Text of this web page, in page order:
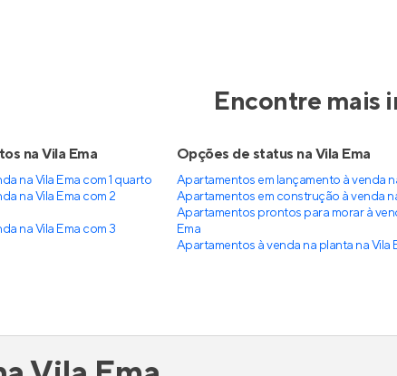
Blueberry
Em construçãona Vila Formosa,
São Paulo
24 e 32 m²
1